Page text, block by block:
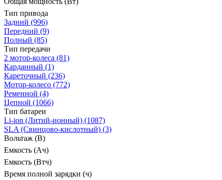
Тип привода
Задний (996)
Передний (9)
Полный (85)
Тип передачи
2 мотор-колеса (81)
Карданный (1)
Кареточный (236)
Мотор-колесо (772)
Ременной (4)
Цепной (1066)
Тип батареи
Li-ion (Литий-ионный) (1087)
SLA (Свинцово-кислотный) (3)
Вольтаж (В)
Емкость (Ач)
Емкость (Втч)
Время полной зарядки (ч)